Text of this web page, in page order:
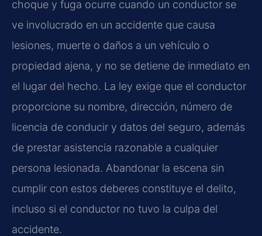
choque y fuga ocurre cuando un conductor se
ve involucrado en un accidente que causa
lesiones, muerte o daños a un vehículo o
propiedad ajena, y no se detiene de inmediato en
el lugar del hecho. La ley exige que el conductor
proporcione su nombre, dirección, número de
licencia de conducir y datos del seguro, además
de prestar asistencia razonable a cualquier
persona lesionada. Abandonar la escena sin
cumplir con estos deberes constituye el delito,
incluso si el conductor no tuvo la culpa del
accidente.